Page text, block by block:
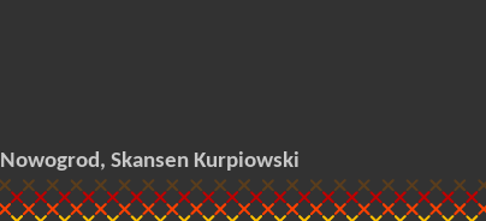
Nowogrod, Skansen Kurpiowski